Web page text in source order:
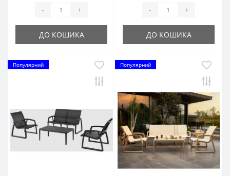
- +
ДО КОШИКА
- +
ДО КОШИКА
Популярний Популярний